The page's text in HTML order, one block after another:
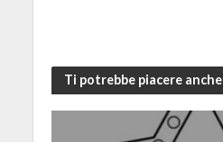
Ti potrebbe piacere anche